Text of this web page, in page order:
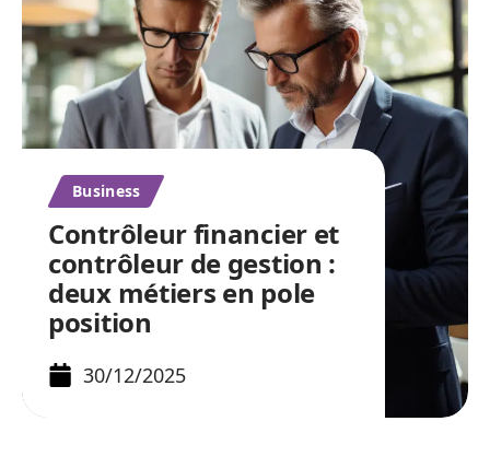
Business
Contrôleur financier et
contrôleur de gestion :
deux métiers en pole
position
30/12/2025